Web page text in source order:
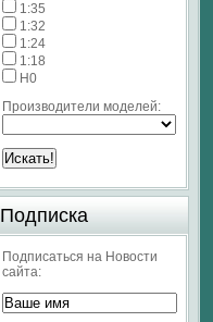
1:35
1:32
1:24
1:18
H0
Производители моделей:
Подписка
Подписаться на Новости
сайта: